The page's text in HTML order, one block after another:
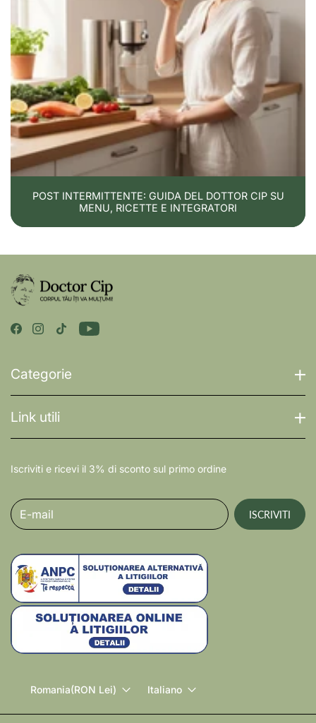
POST INTERMITTENTE: GUIDA DEL DOTTOR CIP SU
MENU, RICETTE E INTEGRATORI
Categorie
Link utili
Iscriviti e ricevi il 3% di sconto sul primo ordine
E-mail
ISCRIVITI
Romania (RON Lei) Italiano